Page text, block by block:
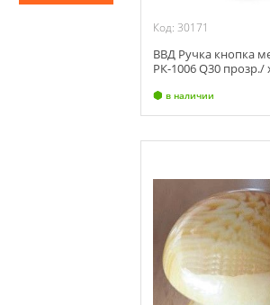
Код: 30171
ВВД Ручка кнопка
РК-1006 Q30 прозр./
в наличии